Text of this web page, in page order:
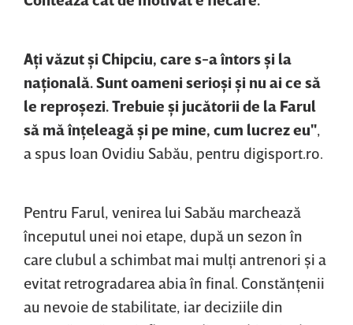
Aţi văzut şi Chipciu, care s-a întors şi la
naţională. Sunt oameni serioşi şi nu ai ce să
le reproşezi. Trebuie şi jucătorii de la Farul
să mă înţeleagă şi pe mine, cum lucrez eu",
a spus Ioan Ovidiu Sabău, pentru digisport.ro.
Pentru Farul, venirea lui Sabău marchează
începutul unei noi etape, după un sezon în
care clubul a schimbat mai mulţi antrenori şi a
evitat retrogradarea abia în final. Constănţenii
au nevoie de stabilitate, iar deciziile din